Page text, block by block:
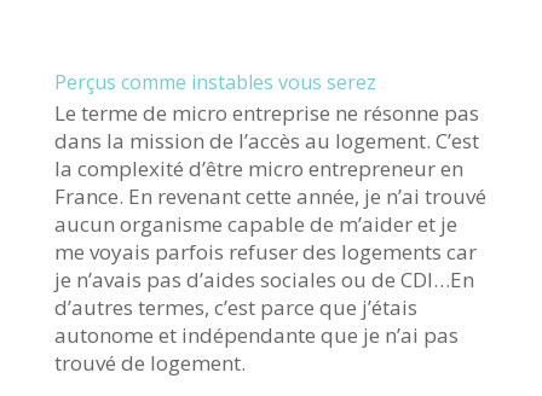
Perçus comme instables vous serez
Le terme de micro entreprise ne résonne pas
dans la mission de l’accès au logement. C’est
la complexité d’être micro entrepreneur en
France. En revenant cette année, je n’ai trouvé
aucun organisme capable de m’aider et je
me voyais parfois refuser des logements car
je n’avais pas d’aides sociales ou de CDI…En
d’autres termes, c’est parce que j’étais
autonome et indépendante que je n’ai pas
trouvé de logement.